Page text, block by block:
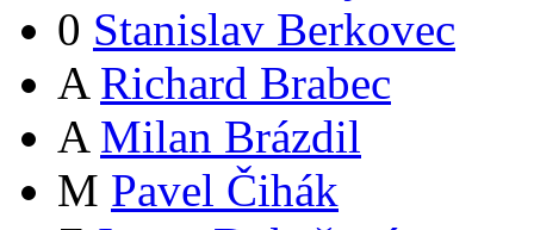
0 Stanislav Berkovec
A Richard Brabec
A Milan Brázdil
M Pavel Čihák